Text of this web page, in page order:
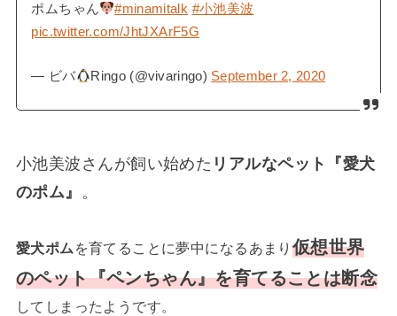
ポムちゃん
#minamitalk #小池美波
pic.twitter.com/JhtJXArF5G
— ビバ Ringo (@vivaringo) September 2, 2020
小池美波さんが飼い始めた リアルなペット『愛犬
のポム』 。
愛犬ポム を育てることに夢中になるあまり仮想世界
のペット『ペンちゃん』を育てることは断念
してしまったようです。